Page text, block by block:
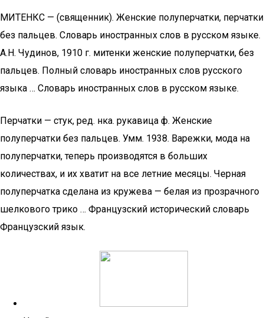
МИТЕНКС — (священник). Женские полуперчатки, перчатки
без пальцев. Словарь иностранных слов в русском языке.
А.Н. Чудинов, 1910 г. митенки женские полуперчатки, без
пальцев. Полный словарь иностранных слов русского
языка … Словарь иностранных слов в русском языке.
Перчатки — стук, ред. нка. рукавица ф. Женские
полуперчатки без пальцев. Умм. 1938. Варежки, мода на
полуперчатки, теперь производятся в больших
количествах, и их хватит на все летние месяцы. Черная
полуперчатка сделана из кружева — белая из прозрачного
шелкового трико … Французский исторический словарь
Французский язык.